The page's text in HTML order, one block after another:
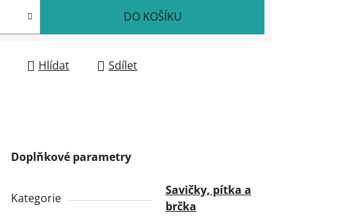
DO KOŠÍKU
Hlídat Sdílet
Doplňkové parametry
Kategorie
Savičky, pítka a
brčka